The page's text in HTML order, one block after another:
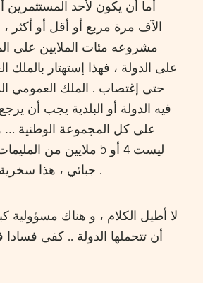
الآف مرة مربع أو أقل أو أكثر ،
مشروعه مئات الملايين على
على الدولة ، فهذا إستهتار بالملك
حتى إغتصاب . الملك العمومي
فيه الدولة أو البلدية يجب أن
على كل المجموعة الوطنية …
ليست 4 أو 5 ملايين من
جبائي ، هذا سخرية و سرقة .
لا أطيل الكلام ، و هناك مسؤولية
أن تتحملها الدولة .. كفى